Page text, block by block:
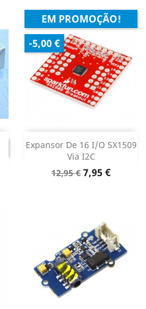
Expansor De 16 I/O SX1509
Via I2C
Preço
12,95 € Preço
7,95 €
EM PROMOÇÃO!
-5,00 €
 Sem stock